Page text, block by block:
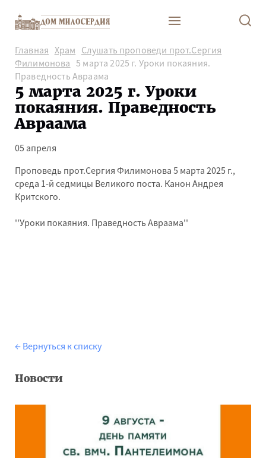
Главная Храм Слушать проповеди прот.Сергия
Филимонова 5 марта 2025 г. Уроки покаяния.
Праведность Авраама
5 марта 2025 г. Уроки
покаяния. Праведность
Авраама
05 апреля
Проповедь прот.Сергия Филимонова 5 марта 2025 г.,
среда 1-й седмицы Великого поста. Канон Андрея
Критского.
''Уроки покаяния. Праведность Авраама''
← Вернуться к списку
Новости